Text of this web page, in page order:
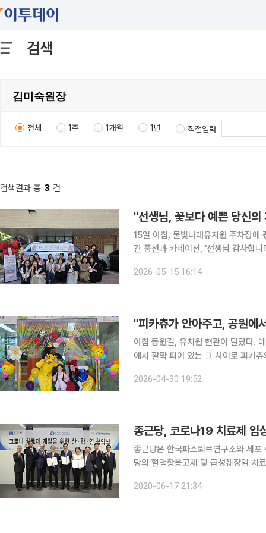
검색
전체 1주 1개월 1년 직접입력
검색결과 총 3 건
15일 아침, 물빛나래유치원 주차장에 평소와 다른 풍
간 풍선과 카네이션, '선생님 감사합
였다. 이투데이 취재를 종합하면,
2026-05-15 16:14
아침 등원길, 유치원 현관이 달랐다.
에서 활짝 피어 있는 그 사이로 피카
친구의 엄마였다. 가방을 멘 아이들
2026-04-30 19:52
종근당은 한국파스퇴르연구소와 세
당의 혈액항응고제 및 급성췌장염 치
인 받았다. 임상시험은 한국원자력의
2020-06-17 21:34